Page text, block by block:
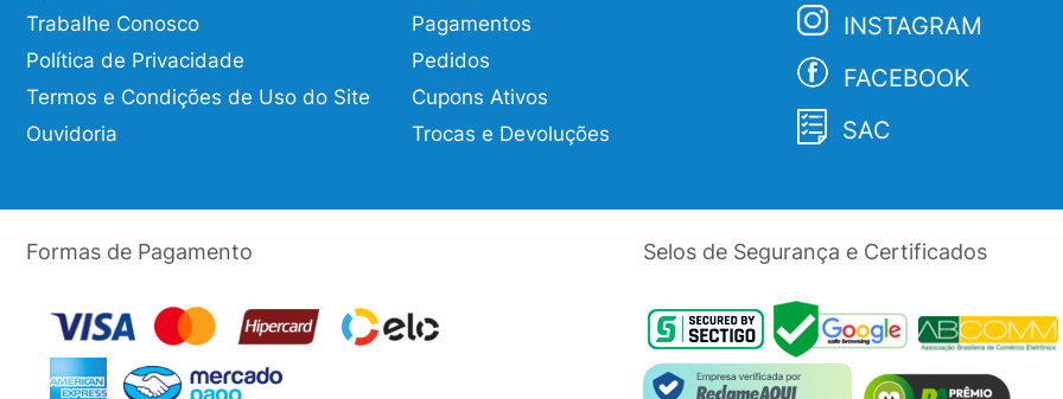
Trabalhe Conosco
Política de Privacidade
Termos e Condições de Uso do Site
Ouvidoria
Pagamentos
Pedidos
Cupons Ativos
Trocas e Devoluções
INSTAGRAM
FACEBOOK
SAC
Formas de Pagamento Selos de Segurança e Certificados